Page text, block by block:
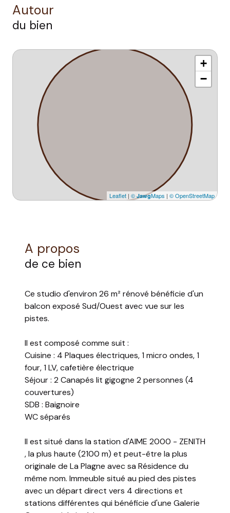
Autour
du bien
+
−
Leaflet | © JawgMaps | © OpenStreetMap
A propos
de ce bien
Ce studio d'environ 26 m² rénové bénéficie d'un
balcon exposé Sud/Ouest avec vue sur les
pistes.
Il est composé comme suit :
Cuisine : 4 Plaques électriques, 1 micro ondes, 1
four, 1 LV, cafetière électrique
Séjour : 2 Canapés lit gigogne 2 personnes (4
couvertures)
SDB : Baignoire
WC séparés
Il est situé dans la station d'AIME 2000 - ZENITH
, la plus haute (2100 m) et peut-être la plus
originale de La Plagne avec sa Résidence du
même nom. Immeuble situé au pied des pistes
avec un départ direct vers 4 directions et
stations différentes qui bénéficie d'une Galerie